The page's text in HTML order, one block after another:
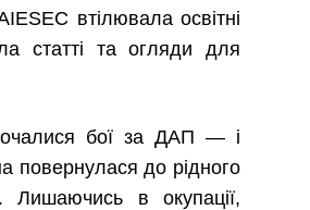
втілювала освітні
статті та огляди для
бої за ДАП — і
повернулася до рідного
в окупації,